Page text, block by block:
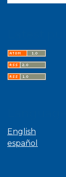
English
español